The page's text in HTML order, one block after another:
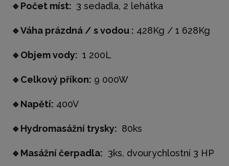
🔹Počet míst: 3 sedadla, 2 lehátka
🔹Váha prázdná / s vodou : 428Kg / 1 628Kg
🔹Objem vody: 1 200L
🔹Celkový příkon: 9 000W
🔹Napětí: 400V
🔹Hydromasážní trysky: 80ks
🔹Masážní čerpadla: 3ks, dvourychlostní 3 HP